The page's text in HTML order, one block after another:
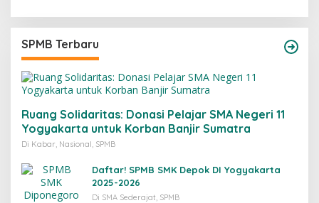
SPMB Terbaru
Ruang Solidaritas: Donasi Pelajar SMA Negeri 11
Yogyakarta untuk Korban Banjir Sumatra
Di Kabar, Nasional, SPMB
Daftar! SPMB SMK Depok DI Yogyakarta
2025-2026
Di SMA Sederajat, SPMB